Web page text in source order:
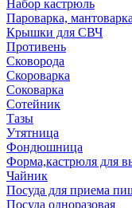
Набор кастрюль
Пароварка, мантоварка
Крышки для СВЧ
Противень
Сковорода
Скороварка
Соковарка
Сотейник
Тазы
Утятница
Фондюшница
Форма,кастрюля для
Чайник
Посуда для приема
Посуда одноразовая